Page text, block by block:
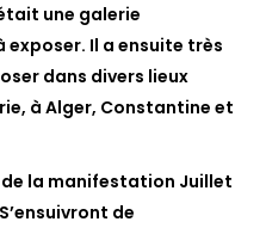
une galerie
Il a ensuite très
dans divers lieux
à Alger, Constantine et
la manifestation Juillet
de